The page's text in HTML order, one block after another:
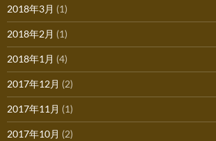
2018年3月 (1)
2018年2月 (1)
2018年1月 (4)
2017年12月 (2)
2017年11月 (1)
2017年10月 (2)